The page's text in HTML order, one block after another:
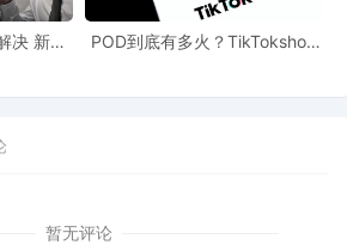
经有一定自然销量基础、评论和排名相对稳
据。
赖于持续的数据分析和优化。你需要像一
报告中寻找线索，剔除无效流量，放大有
决 新手
POD到底有多火？TikTokshop
暂无评论